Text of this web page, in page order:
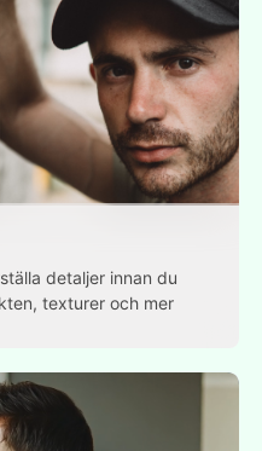
detaljer innan du
texturer och mer